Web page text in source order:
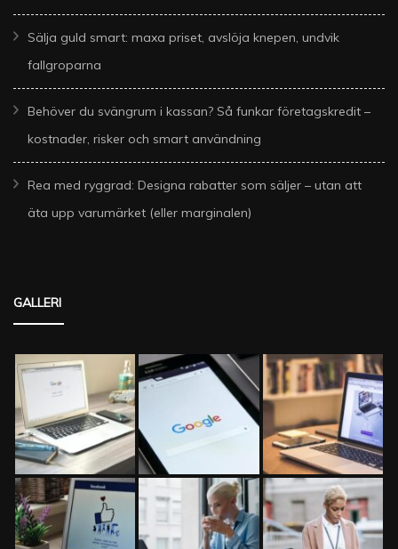
Sälja guld smart: maxa priset, avslöja knepen, undvik
fallgroparna
Behöver du svängrum i kassan? Så funkar företagskredit –
kostnader, risker och smart användning
Rea med ryggrad: Designa rabatter som säljer – utan att
äta upp varumärket (eller marginalen)
GALLERI